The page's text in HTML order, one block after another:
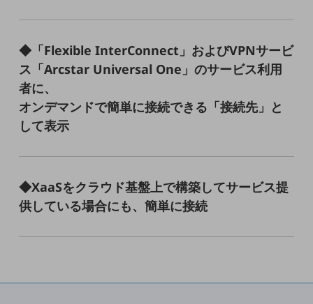
一次産業
医療・介護
製造・建設業
おすすめの機種、料金やサービスをご紹介
◆「Flexible InterConnect」およびVPNサービ
ス「Arcstar Universal One」のサービス利用
者に、
オンデマンドで簡単に接続できる「接続先」と
して表示
◆XaaSをクラウド基盤上で構築してサービス提
供している場合にも、簡単に接続